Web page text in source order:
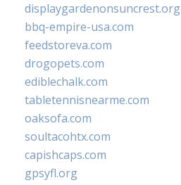
displaygardenonsuncrest.org
bbq-empire-usa.com
feedstoreva.com
drogopets.com
ediblechalk.com
tabletennisnearme.com
oaksofa.com
soultacohtx.com
capishcaps.com
gpsyfl.org